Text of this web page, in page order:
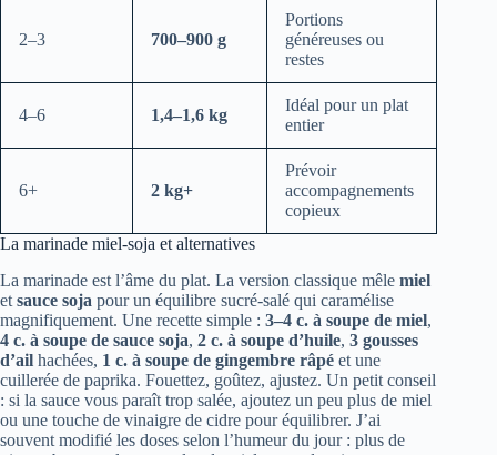
2–3 700–900 g
Portions
généreuses ou
restes
4–6 1,4–1,6 kg
Idéal pour un plat
entier
6+ 2 kg+
Prévoir
accompagnements
copieux
La marinade miel‑soja et alternatives
La marinade est l’âme du plat. La version classique mêle miel
et sauce soja pour un équilibre sucré-salé qui caramélise
magnifiquement. Une recette simple : 3–4 c. à soupe de miel,
4 c. à soupe de sauce soja, 2 c. à soupe d’huile, 3 gousses
d’ail hachées, 1 c. à soupe de gingembre râpé et une
cuillerée de paprika. Fouettez, goûtez, ajustez. Un petit conseil
: si la sauce vous paraît trop salée, ajoutez un peu plus de miel
ou une touche de vinaigre de cidre pour équilibrer. J’ai
souvent modifié les doses selon l’humeur du jour : plus de